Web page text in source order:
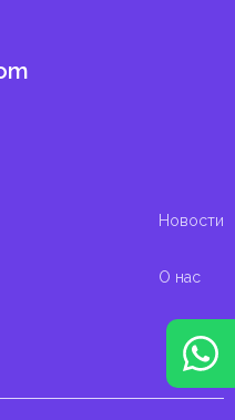
Новости
О нас